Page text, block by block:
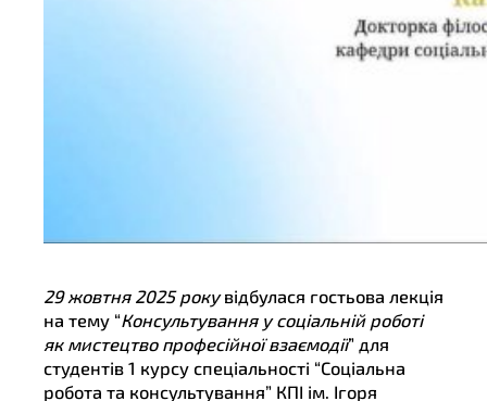
29 жовтня 2025 рокувідбулася гостьова лекція
на тему “Консультування у соціальній роботі
як мистецтво професійної взаємодії” для
студентів 1 курсу спеціальності “Соціальна
робота та консультування” КПІ ім. Ігоря